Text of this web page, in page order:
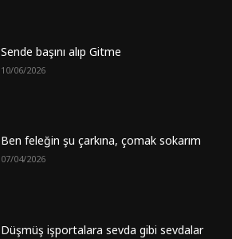
Sende başını alıp Gitme
10/06/2026
Ben feleğin şu çarkına, çomak sokarım
07/04/2026
Düşmüş işportalara sevda gibi sevdalar